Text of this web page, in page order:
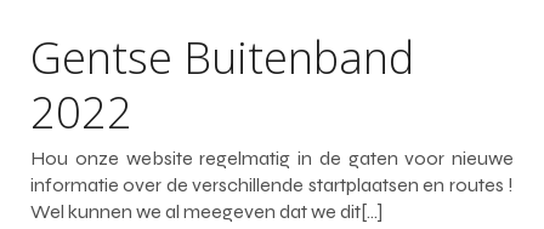
Gentse Buitenband
2022
Hou onze website regelmatig in de gaten voor nieuwe
informatie over de verschillende startplaatsen en routes !
Wel kunnen we al meegeven dat we dit[…]